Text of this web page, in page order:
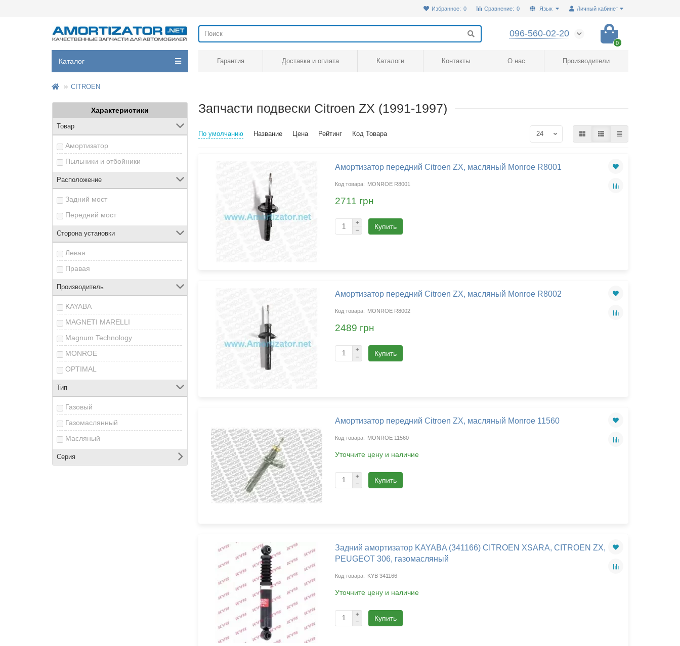
Личный кабинет
Язык
Сравнение: 0
Избранное: 0
096-560-02-20
0
Каталог Гарантия Доставка и оплата Каталоги Контакты О нас Производители
CITROEN
Характеристики
Товар
Амортизатор
Пыльники и отбойники
Расположение
Задний мост
Передний мост
Сторона установки
Левая
Правая
Производитель
KAYABA
MAGNETI MARELLI
Magnum Technology
MONROE
OPTIMAL
Тип
Газовый
Газомаслянный
Масляный
Серия
Запчасти подвески Citroen ZX (1991-1997)
По умолчанию Название Цена Рейтинг Код Товара
Амортизатор передний Citroen ZX, масляный Monroe R8001
MONROE R8001
2711 грн
Купить
Амортизатор передний Citroen ZX, масляный Monroe R8002
MONROE R8002
2489 грн
Купить
Амортизатор передний Citroen ZX, масляный Monroe 11560
MONROE 11560
Уточните цену и наличие
Купить
Задний амортизатор KAYABA (341166) CITROEN XSARA, CITROEN ZX,
PEUGEOT 306, газомасляный
KYB 341166
Уточните цену и наличие
Купить